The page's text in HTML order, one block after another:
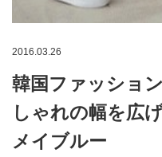
2016.03.26
韓国ファッショ
しゃれの幅を広
メイブルー